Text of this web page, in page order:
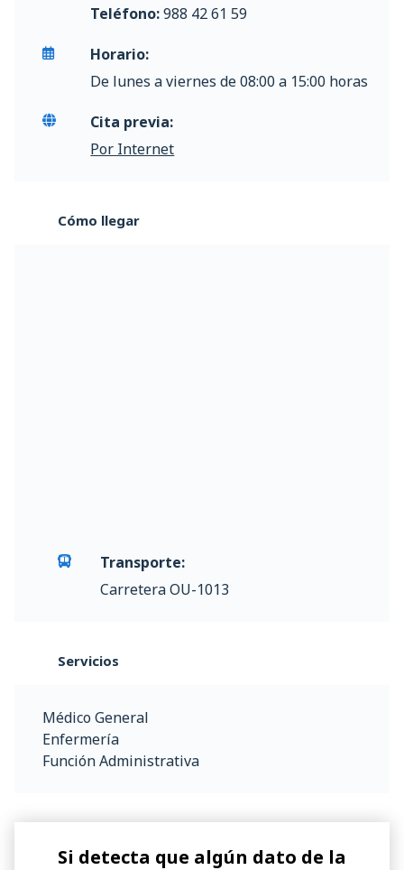
Teléfono:988 42 61 59
Horario:
De lunes a viernes de 08:00 a 15:00 horas
Cita previa:
Por Internet
Cómo llegar
Transporte:
Carretera OU-1013
Servicios
Médico General
Enfermería
Función Administrativa
Si detecta que algún dato de la